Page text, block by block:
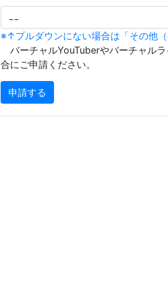
※↑プルダウンにない場合は「その他
バーチャルYouTuberやバーチャル
合にご申請ください。
申請する